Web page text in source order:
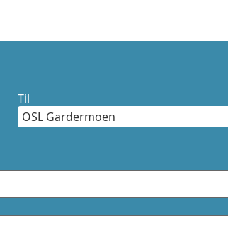
Til